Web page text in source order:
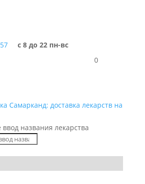
с 8 до 22 пн-вс
0
названия лекарства